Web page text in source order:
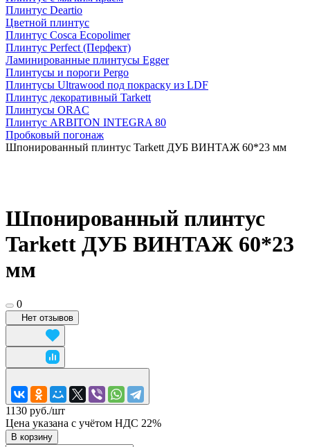
Плинтус Deartio
Цветной плинтус
Плинтус Cosca Ecopolimer
Плинтус Perfect (Перфект)
Ламинированные плинтусы Egger
Плинтусы и пороги Pergo
Плинтусы Ultrawood под покраску из LDF
Плинтус декоративный Tarkett
Плинтусы ORAC
Плинтус ARBITON INTEGRA 80
Пробковый погонаж
Шпонированный плинтус Tarkett ДУБ ВИНТАЖ 60*23 мм
Шпонированный плинтус
Tarkett ДУБ ВИНТАЖ 60*23
мм
0
Нет отзывов
1130 руб./шт
Цена указана с учётом НДС 22%
В корзину